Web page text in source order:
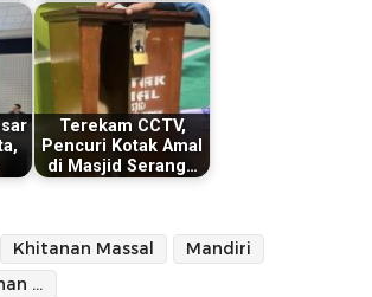
Terekam CCTV,
Pencuri Kotak Amal
di Masjid Serang…
Khitanan Massal
Mandiri
Program Khitanan Massal